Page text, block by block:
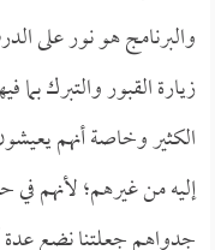
والبرنامج هو نور على
زيارة القبور والتبرك
الكثير وخاصة أنهم
إليه من غيرهم؛ لأنهم